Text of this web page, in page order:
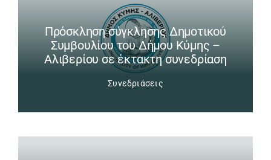
Πρόσκληση σύγκλησης Δημοτικού
Συμβουλίου του Δήμου Κύμης –
Αλιβερίου σε έκτακτη συνεδρίαση
Συνεδριάσεις